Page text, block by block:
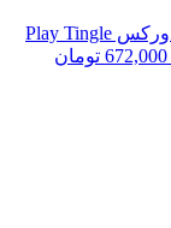
ژل روان کننده دورکس Play Tingle
672,000 تومان